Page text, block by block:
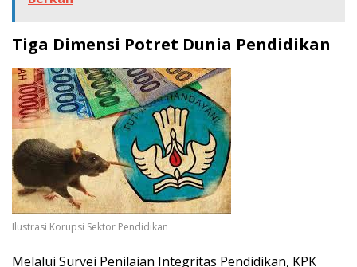
Tiga Dimensi Potret Dunia Pendidikan
Ilustrasi Korupsi Sektor Pendidikan
Melalui Survei Penilaian Integritas Pendidikan, KPK